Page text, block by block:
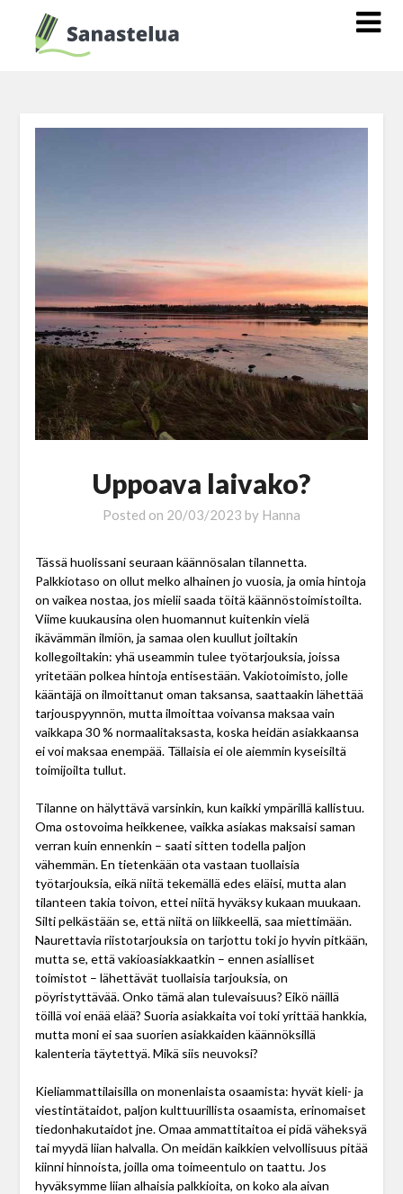
Uppoava laivako?
Posted on 20/03/2023 by Hanna
Tässä huolissani seuraan käännösalan tilannetta.
Palkkiotaso on ollut melko alhainen jo vuosia, ja omia hintoja
on vaikea nostaa, jos mielii saada töitä käännöstoimistoilta.
Viime kuukausina olen huomannut kuitenkin vielä
ikävämmän ilmiön, ja samaa olen kuullut joiltakin
kollegoiltakin: yhä useammin tulee työtarjouksia, joissa
yritetään polkea hintoja entisestään. Vakiotoimisto, jolle
kääntäjä on ilmoittanut oman taksansa, saattaakin lähettää
tarjouspyynnön, mutta ilmoittaa voivansa maksaa vain
vaikkapa 30 % normaalitaksasta, koska heidän asiakkaansa
ei voi maksaa enempää. Tällaisia ei ole aiemmin kyseisiltä
toimijoilta tullut.
Tilanne on hälyttävä varsinkin, kun kaikki ympärillä kallistuu.
Oma ostovoima heikkenee, vaikka asiakas maksaisi saman
verran kuin ennenkin – saati sitten todella paljon
vähemmän. En tietenkään ota vastaan tuollaisia
työtarjouksia, eikä niitä tekemällä edes eläisi, mutta alan
tilanteen takia toivon, ettei niitä hyväksy kukaan muukaan.
Silti pelkästään se, että niitä on liikkeellä, saa miettimään.
Naurettavia riistotarjouksia on tarjottu toki jo hyvin pitkään,
mutta se, että vakioasiakkaatkin – ennen asialliset
toimistot – lähettävät tuollaisia tarjouksia, on
pöyristyttävää. Onko tämä alan tulevaisuus? Eikö näillä
töillä voi enää elää? Suoria asiakkaita voi toki yrittää hankkia,
mutta moni ei saa suorien asiakkaiden käännöksillä
kalenteria täytettyä. Mikä siis neuvoksi?
Kieliammattilaisilla on monenlaista osaamista: hyvät kieli- ja
viestintätaidot, paljon kulttuurillista osaamista, erinomaiset
tiedonhakutaidot jne. Omaa ammattitaitoa ei pidä väheksyä
tai myydä liian halvalla. On meidän kaikkien velvollisuus pitää
kiinni hinnoista, joilla oma toimeentulo on taattu. Jos
hyväksymme liian alhaisia palkkioita, on koko ala aivan